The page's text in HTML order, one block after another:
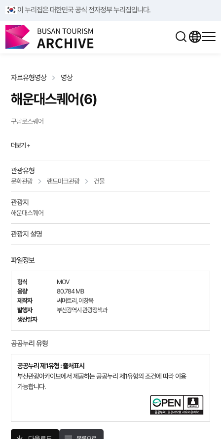
이 누리집은 대한민국 공식 전자정부 누리집입니다.
자료유형영상 영상
해운대스퀘어(6)
구남로스퀘어
더보기 +
관광유형
문화관광 랜드마크관광 건물
관광지
해운대스퀘어
관광지 설명
파일정보
형식
MOV
용량
80.784 MB
제작자
써머트리, 이창욱
발행자
부산광역시 관광정책과
생산일자
공공누리 유형
공공누리 제1유형 : 출처표시
부산관광아카이브에서 제공하는 공공누리 제1유형의 조건에 따라 이용
가능합니다.